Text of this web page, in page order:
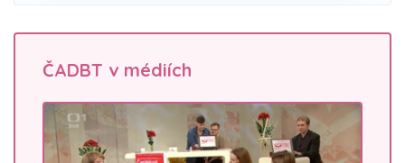
ČADBT v médiích